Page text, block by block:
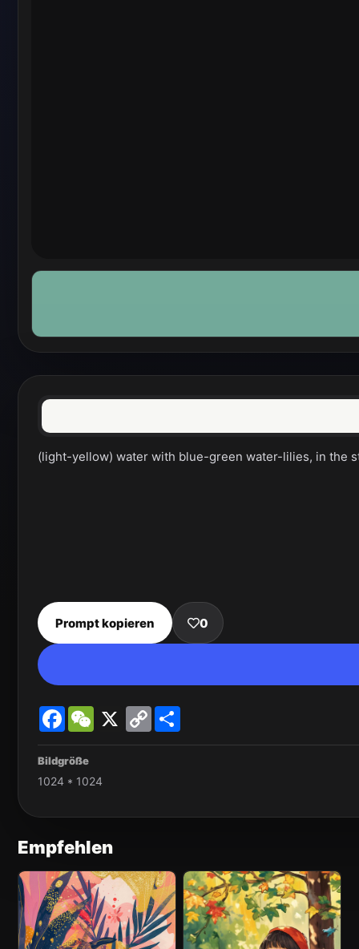
(light-yellow) water with blue-green water-lilies, in the
Prompt kopieren 0
FacebookWeChat
X
Copy
Link
Bildgröße
1024 * 1024
Empfehlen